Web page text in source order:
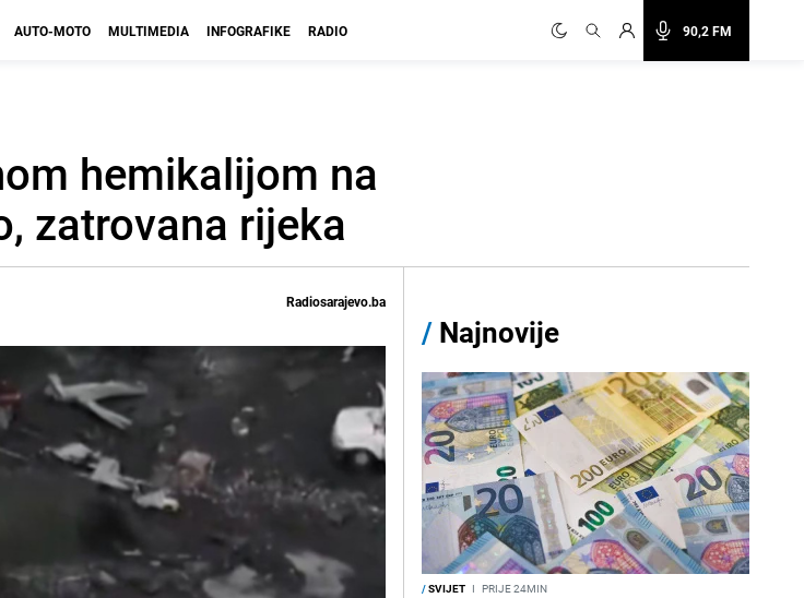
90,2 FM
AUTO-MOTO MULTIMEDIA INFOGRAFIKE RADIO
hemikalijom na
zatrovana rijeka
Radiosarajevo.ba
/ Najnovije
/SVIJET I PRIJE 24MIN